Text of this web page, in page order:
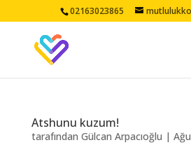
02163023865
Atshunu kuzum!
tarafından Gülcan Arpacıoğlu |